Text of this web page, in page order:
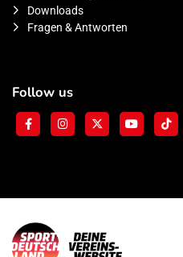
Downloads
Fragen & Antworten
Follow us